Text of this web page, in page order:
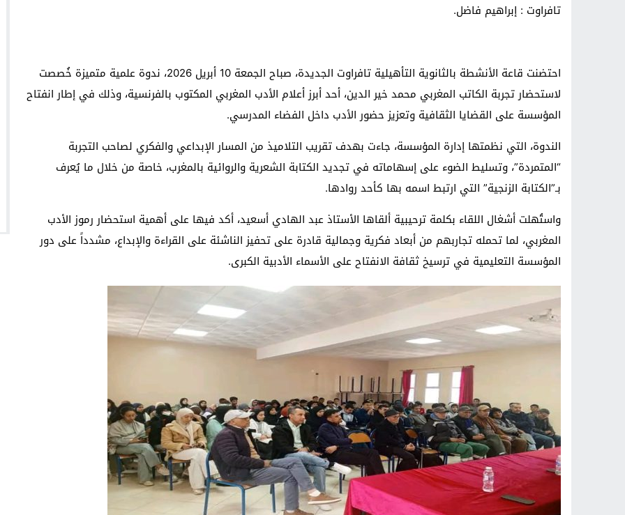
تافراوت : إبراهيم فاضل.
احتضنت قاعة الأنشطة بالثانوية التأهيلية تافراوت الجديدة، صباح الجمعة 10 أبريل 2026، ندوة علمية متميزة خُصصت
لاستحضار تجربة الكاتب المغربي محمد خير الدين، أحد أبرز أعلام الأدب المغربي المكتوب بالفرنسية، وذلك في إطار انفتاح
المؤسسة على القضايا الثقافية وتعزيز حضور الأدب داخل الفضاء المدرسي.
الندوة، التي نظمتها إدارة المؤسسة، جاءت بهدف تقريب التلاميذ من المسار الإبداعي والفكري لصاحب التجربة
“المتمردة”، وتسليط الضوء على إسهاماته في تجديد الكتابة الشعرية والروائية بالمغرب، خاصة من خلال ما يُعرف
بـ”الكتابة الزنجية” التي ارتبط اسمه بها كأحد روادها.
واستُهلت أشغال اللقاء بكلمة ترحيبية ألقاها الأستاذ عبد الهادي أسعيد، أكد فيها على أهمية استحضار رموز الأدب
المغربي، لما تحمله تجاربهم من أبعاد فكرية وجمالية قادرة على تحفيز الناشئة على القراءة والإبداع، مشدداً على دور
المؤسسة التعليمية في ترسيخ ثقافة الانفتاح على الأسماء الأدبية الكبرى.